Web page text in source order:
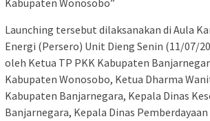
Kabupaten Wonosobo”
Launching tersebut dilaksanakan di Aula
Energi (Persero) Unit Dieng Senin (11/07/
oleh Ketua TP PKK Kabupaten
Kabupaten Wonosobo, Ketua Dharma
Kabupaten Banjarnegara, Kepala Dinas
Banjarnegara, Kepala Dinas